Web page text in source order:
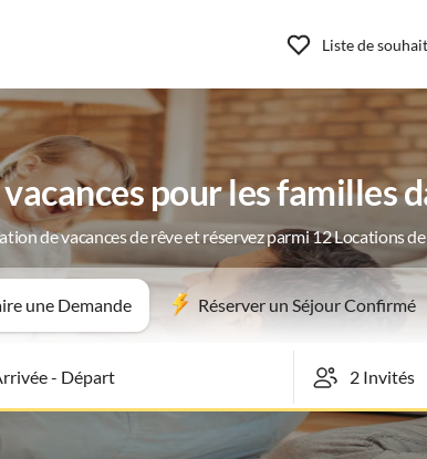
Liste de
pour les familles
de vacances de rêve et réservez parmi 12 Locations
une Demande Réserver un Séjour Confirmé
-Départ